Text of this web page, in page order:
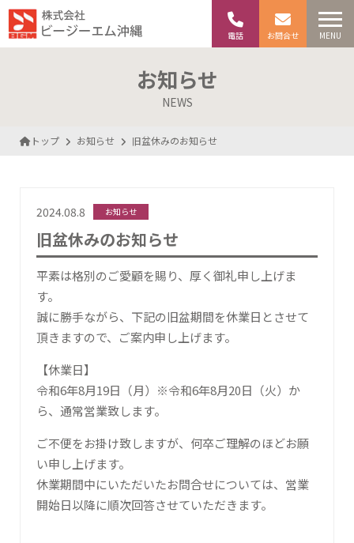
電話 お問合せ MENU
お知らせ
NEWS
トップ お知らせ 旧盆休みのお知らせ
2024.08.8 お知らせ
旧盆休みのお知らせ
平素は格別のご愛顧を賜り、厚く御礼申し上げま
す。
誠に勝手ながら、下記の旧盆期間を休業日とさせて
頂きますので、ご案内申し上げます。
【休業日】
令和6年8月19日（月）※令和6年8月20日（火）か
ら、通常営業致します。
ご不便をお掛け致しますが、何卒ご理解のほどお願
い申し上げます。
休業期間中にいただいたお問合せについては、営業
開始日以降に順次回答させていただきます。